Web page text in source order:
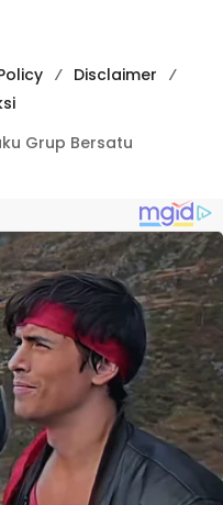
Disclaimer
Grup Bersatu